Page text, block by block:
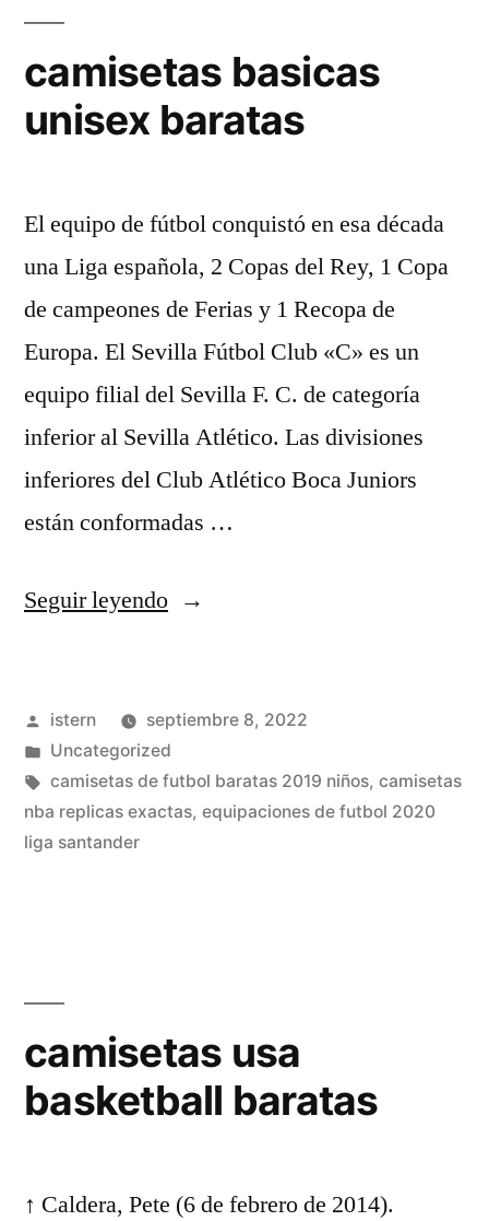
camisetas basicas
unisex baratas
El equipo de fútbol conquistó en esa década
una Liga española, 2 Copas del Rey, 1 Copa
de campeones de Ferias y 1 Recopa de
Europa. El Sevilla Fútbol Club «C» es un
equipo filial del Sevilla F. C. de categoría
inferior al Sevilla Atlético. Las divisiones
inferiores del Club Atlético Boca Juniors
están conformadas …
Seguir leyendo«camisetas
baratas»
Publicado
por
istern
septiembre 8, 2022
Publicado
en
Uncategorized
Etiquetas:
camisetas de futbol baratas 2019 niños, camisetas
nba replicas exactas, equipaciones de futbol 2020
liga santander
camisetas usa
basketball baratas
↑ Caldera, Pete (6 de febrero de 2014).